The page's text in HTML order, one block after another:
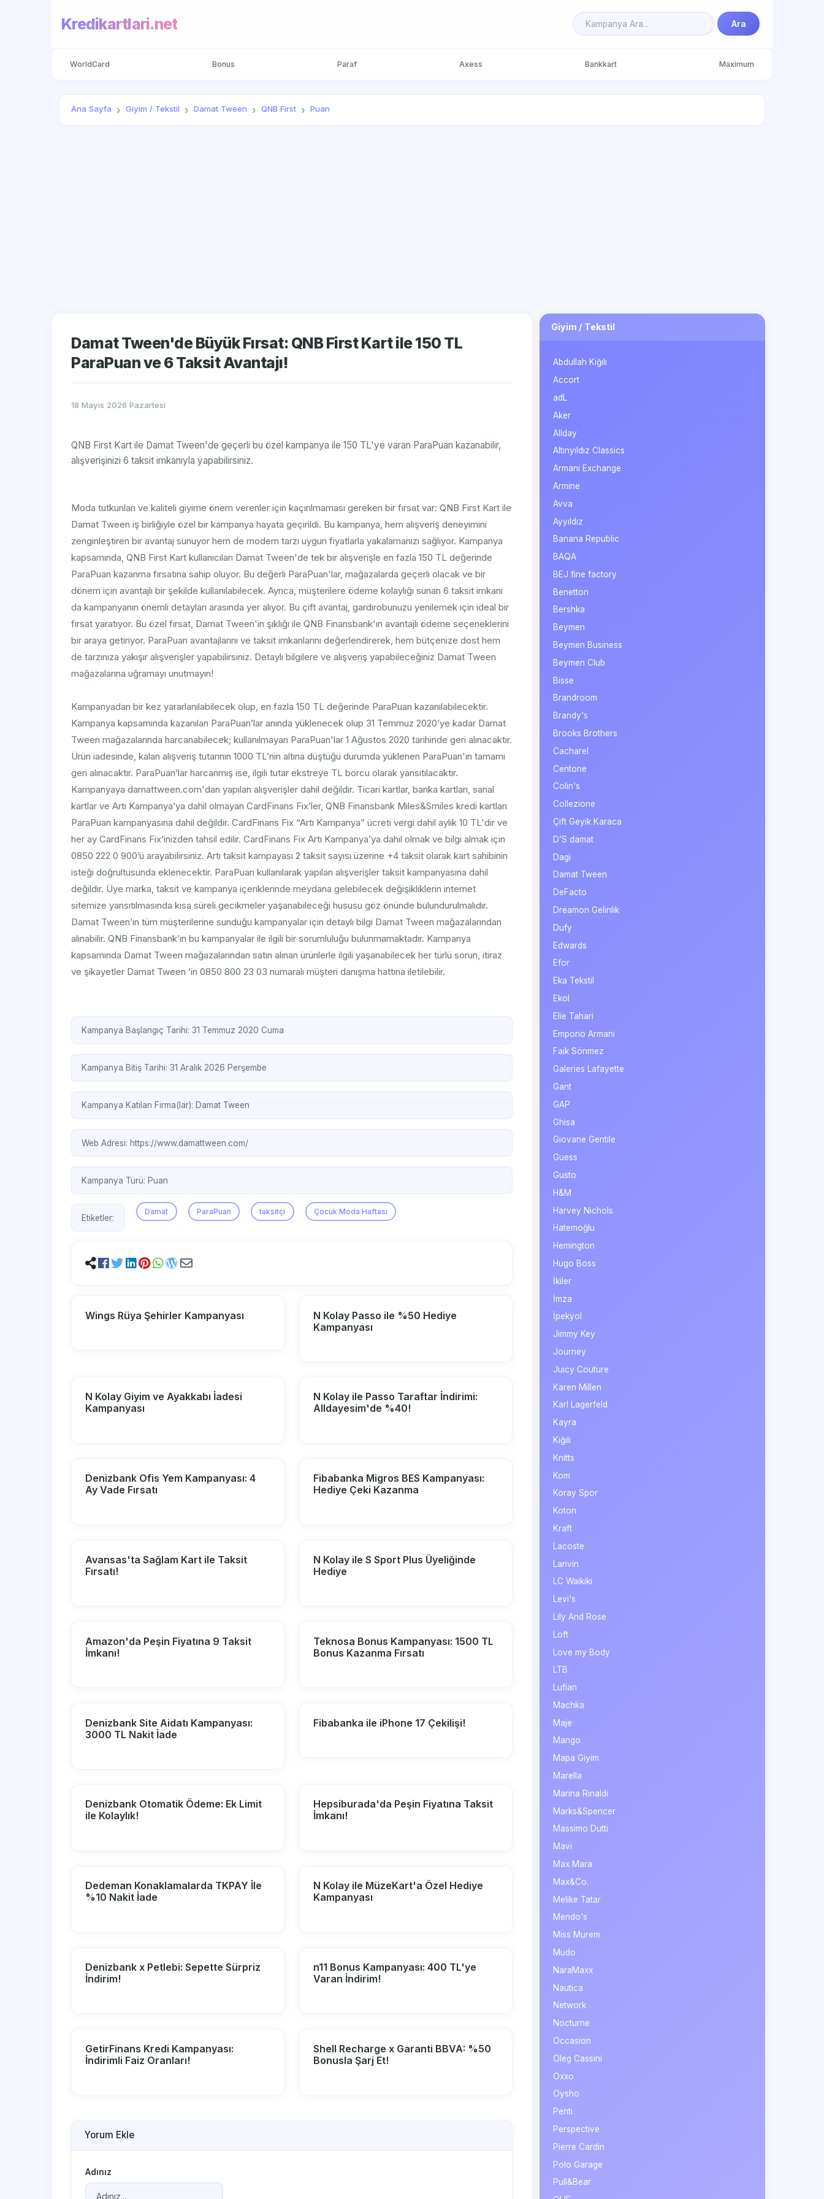
Kredikartlari.net Ara
WorldCard Bonus Paraf Axess Bankkart Maximum
Ana Sayfa Giyim / Tekstil Damat Tween QNB First Puan
Damat Tween'de Büyük Fırsat: QNB First Kart ile 150 TL
ParaPuan ve 6 Taksit Avantajı!
18 Mayıs 2026 Pazartesi
QNB First Kart ile Damat Tween'de geçerli bu özel kampanya ile 150 TL'ye varan ParaPuan kazanabilir,
alışverişinizi 6 taksit imkanıyla yapabilirsiniz.
Moda tutkunları ve kaliteli giyime önem verenler için kaçırılmaması gereken bir fırsat var: QNB First Kart ile
Damat Tween iş birliğiyle özel bir kampanya hayata geçirildi. Bu kampanya, hem alışveriş deneyimini
zenginleştiren bir avantaj sunuyor hem de modern tarzı uygun fiyatlarla yakalamanızı sağlıyor. Kampanya
kapsamında, QNB First Kart kullanıcıları Damat Tween'de tek bir alışverişle en fazla 150 TL değerinde
ParaPuan kazanma fırsatına sahip oluyor. Bu değerli ParaPuan'lar, mağazalarda geçerli olacak ve bir
dönem için avantajlı bir şekilde kullanılabilecek. Ayrıca, müşterilere ödeme kolaylığı sunan 6 taksit imkanı
da kampanyanın önemli detayları arasında yer alıyor. Bu çift avantaj, gardırobunuzu yenilemek için ideal bir
fırsat yaratıyor. Bu özel fırsat, Damat Tween'in şıklığı ile QNB Finansbank'ın avantajlı ödeme seçeneklerini
bir araya getiriyor. ParaPuan avantajlarını ve taksit imkanlarını değerlendirerek, hem bütçenize dost hem
de tarzınıza yakışır alışverişler yapabilirsiniz. Detaylı bilgilere ve alışveriş yapabileceğiniz Damat Tween
mağazalarına uğramayı unutmayın!
Kampanyadan bir kez yararlanılabilecek olup, en fazla 150 TL değerinde ParaPuan kazanılabilecektir.
Kampanya kapsamında kazanılan ParaPuan’lar anında yüklenecek olup 31 Temmuz 2020’ye kadar Damat
Tween mağazalarında harcanabilecek; kullanılmayan ParaPuan'lar 1 Ağustos 2020 tarihinde geri alınacaktır.
Ürün iadesinde, kalan alışveriş tutarının 1000 TL’nin altına düştüğü durumda yüklenen ParaPuan'ın tamamı
geri alınacaktır. ParaPuan’lar harcanmış ise, ilgili tutar ekstreye TL borcu olarak yansıtılacaktır.
Kampanyaya damattween.com'dan yapılan alışverişler dahil değildir. Ticari kartlar, banka kartları, sanal
kartlar ve Artı Kampanya’ya dahil olmayan CardFinans Fix’ler, QNB Finansbank Miles&Smiles kredi kartları
ParaPuan kampanyasına dahil değildir. CardFinans Fix “Artı Kampanya” ücreti vergi dahil aylık 10 TL'dir ve
her ay CardFinans Fix’inizden tahsil edilir. CardFinans Fix Artı Kampanya’ya dahil olmak ve bilgi almak için
0850 222 0 900’ü arayabilirsiniz. Artı taksit kampayası 2 taksit sayısı üzerine +4 taksit olarak kart sahibinin
isteği doğrultusunda eklenecektir. ParaPuan kullanılarak yapılan alışverişler taksit kampanyasına dahil
değildir. Üye marka, taksit ve kampanya içeriklerinde meydana gelebilecek değişikliklerin internet
sitemize yansıtılmasında kısa süreli gecikmeler yaşanabileceği hususu göz önünde bulundurulmalıdır.
Damat Tween’in tüm müşterilerine sunduğu kampanyalar için detaylı bilgi Damat Tween mağazalarından
alınabilir. QNB Finansbank’ın bu kampanyalar ile ilgili bir sorumluluğu bulunmamaktadır. Kampanya
kapsamında Damat Tween mağazalarından satın alınan ürünlerle ilgili yaşanabilecek her türlü sorun, itiraz
ve şikayetler Damat Tween ‘in 0850 800 23 03 numaralı müşteri danışma hattına iletilebilir.
Kampanya Başlangıç Tarihi: 31 Temmuz 2020 Cuma
Kampanya Bitiş Tarihi: 31 Aralık 2026 Perşembe
Kampanya Katılan Firma(lar): Damat Tween
Web Adresi: https://www.damattween.com/
Kampanya Türü: Puan
Etiketler:
Damat ParaPuan taksitçi Çocuk Moda Haftası
Wings Rüya Şehirler Kampanyası
N Kolay Passo ile %50 Hediye
Kampanyası
N Kolay Giyim ve Ayakkabı İadesi
Kampanyası
N Kolay ile Passo Taraftar İndirimi:
Alldayesim'de %40!
Denizbank Ofis Yem Kampanyası: 4
Ay Vade Fırsatı
Fibabanka Migros BES Kampanyası:
Hediye Çeki Kazanma
Avansas'ta Sağlam Kart ile Taksit
Fırsatı!
N Kolay ile S Sport Plus Üyeliğinde
Hediye
Amazon'da Peşin Fiyatına 9 Taksit
İmkanı!
Teknosa Bonus Kampanyası: 1500 TL
Bonus Kazanma Fırsatı
Denizbank Site Aidatı Kampanyası:
3000 TL Nakit İade
Fibabanka ile iPhone 17 Çekilişi!
Denizbank Otomatik Ödeme: Ek Limit
ile Kolaylık!
Hepsiburada'da Peşin Fiyatına Taksit
İmkanı!
Dedeman Konaklamalarda TKPAY İle
%10 Nakit İade
N Kolay ile MüzeKart'a Özel Hediye
Kampanyası
Denizbank x Petlebi: Sepette Sürpriz
İndirim!
n11 Bonus Kampanyası: 400 TL'ye
Varan İndirim!
GetirFinans Kredi Kampanyası:
İndirimli Faiz Oranları!
Shell Recharge x Garanti BBVA: %50
Bonusla Şarj Et!
Yorum Ekle
Adınız
Giyim / Tekstil
Abdullah Kiğılı
Accort
adL
Aker
Allday
Altınyıldız Classics
Armani Exchange
Armine
Avva
Ayyıldız
Banana Republic
BAQA
BEJ fine factory
Benetton
Bershka
Beymen
Beymen Business
Beymen Club
Bisse
Brandroom
Brandy's
Brooks Brothers
Cacharel
Centone
Colin's
Collezione
Çift Geyik Karaca
D’S damat
Dagi
Damat Tween
DeFacto
Dreamon Gelinlik
Dufy
Edwards
Efor
Eka Tekstil
Ekol
Elie Tahari
Emporio Armani
Faik Sönmez
Galeries Lafayette
Gant
GAP
Ghisa
Giovane Gentile
Guess
Gusto
H&M
Harvey Nichols
Hatemoğlu
Hemington
Hugo Boss
İkiler
İmza
İpekyol
Jimmy Key
Journey
Juicy Couture
Karen Millen
Karl Lagerfeld
Kayra
Kiğılı
Knitts
Kom
Koray Spor
Koton
Kraft
Lacoste
Lanvin
LC Waikiki
Levi's
Lily And Rose
Loft
Love my Body
LTB
Lufian
Machka
Maje
Mango
Mapa Giyim
Marella
Marina Rinaldi
Marks&Spencer
Massimo Dutti
Mavi
Max Mara
Max&Co.
Melike Tatar
Mendo's
Miss Murem
Mudo
NaraMaxx
Nautica
Network
Nocturne
Occasion
Oleg Cassini
Oxxo
Oysho
Penti
Perspective
Pierre Cardin
Polo Garage
Pull&Bear